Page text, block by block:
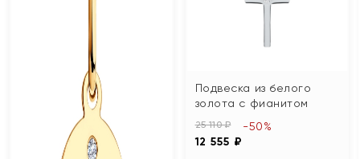
Подвеска из белого
золота с фианитом
25 110 ₽
12 555 ₽
-50%